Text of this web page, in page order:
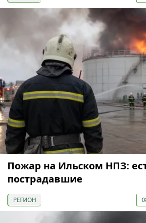
Пожар на Ильском НПЗ:
пострадавшие
РЕГИОН